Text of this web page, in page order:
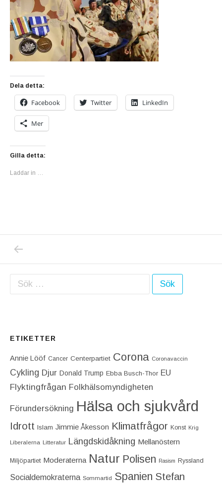
Dela detta:
Facebook Twitter LinkedIn
Mer
Gilla detta:
Laddar in …
Inläggsnavigering
Sök efter:
ETIKETTER
Annie Lööf Cancer Centerpartiet‎ Corona Coronavaccin
Cykling Djur Donald Trump Ebba Busch-Thor EU
Flyktingfrågan Folkhälsomyndigheten
Förundersökning Hälsa och sjukvård
Idrott Islam Jimmie Åkesson Klimatfrågor Konst Krig
Liberalerna Litteratur Längdskidåkning Mellanöstern
Miljöpartiet Moderaterna Natur Polisen Rasism Ryssland
Socialdemokraterna Sommartid Spanien Stefan